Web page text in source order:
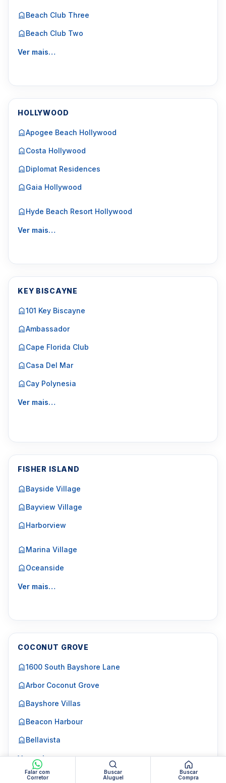
Beach Club Three
Beach Club Two
Ver mais…
HOLLYWOOD
Apogee Beach Hollywood
Costa Hollywood
Diplomat Residences
Gaia Hollywood
Hyde Beach Resort Hollywood
Ver mais…
KEY BISCAYNE
101 Key Biscayne
Ambassador
Cape Florida Club
Casa Del Mar
Cay Polynesia
Ver mais…
FISHER ISLAND
Bayside Village
Bayview Village
Harborview
Marina Village
Oceanside
Ver mais…
COCONUT GROVE
1600 South Bayshore Lane
Arbor Coconut Grove
Bayshore Villas
Beacon Harbour
Bellavista
Ver mais…
Falar com
Corretor
Buscar
Aluguel
Buscar
Compra